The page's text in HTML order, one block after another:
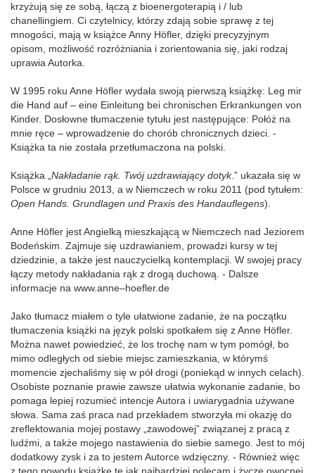
krzyżują się ze sobą, łączą z bioenergoterapią i / lub
chanellingiem. Ci czytelnicy, którzy zdają sobie sprawę z tej
mnogości, mają w książce Anny Höfler, dzięki precyzyjnym
opisom, możliwość rozróżniania i zorientowania się, jaki rodzaj
uprawia Autorka.
W 1995 roku Anne Höfler wydała swoją pierwszą książkę: Leg mir
die Hand auf – eine Einleitung bei chronischen Erkrankungen von
Kinder. Dosłowne tłumaczenie tytułu jest następujące: Połóż na
mnie ręce – wprowadzenie do chorób chronicznych dzieci. -
Książka ta nie została przetłumaczona na polski.
Książka „ Nakładanie rąk. Twój uzdrawiający dotyk.” ukazała się w
Polsce w grudniu 2013, a w Niemczech w roku 2011 (pod tytułem:
Open Hands. Grundlagen und Praxis des Handauflegens).
Anne Höfler jest Angielką mieszkającą w Niemczech nad Jeziorem
Bodeńskim. Zajmuje się uzdrawianiem, prowadzi kursy w tej
dziedzinie, a także jest nauczycielką kontemplacji. W swojej pracy
łączy metody nakładania rąk z drogą duchową. - Dalsze
informacje na www.anne–hoefler.de
Jako tłumacz miałem o tyle ułatwione zadanie, że na początku
tłumaczenia książki na język polski spotkałem się z Anne Höfler.
Można nawet powiedzieć, że los trochę nam w tym pomógł, bo
mimo odległych od siebie miejsc zamieszkania, w którymś
momencie zjechaliśmy się w pół drogi (poniekąd w innych celach).
Osobiste poznanie prawie zawsze ułatwia wykonanie zadanie, bo
pomaga lepiej rozumieć intencje Autora i uwiarygadnia używane
słowa. Sama zaś praca nad przekładem stworzyła mi okazję do
zreflektowania mojej postawy „zawodowej” związanej z pracą z
ludźmi, a także mojego nastawienia do siebie samego. Jest to mój
dodatkowy zysk i za to jestem Autorce wdzięczny. - Również więc